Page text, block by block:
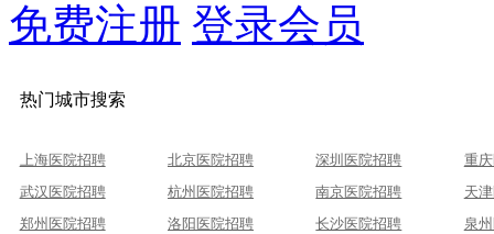
免费注册 登录会员
热门城市搜索
上海医院招聘 北京医院招聘 深圳医院招聘
重
武汉医院招聘
杭州医院招聘 南京医院招聘
天
郑州医院招聘
洛阳医院招聘 长沙医院招聘 泉